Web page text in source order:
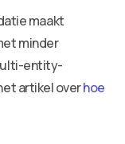
maakt
minder
entity-
artikel overhoe